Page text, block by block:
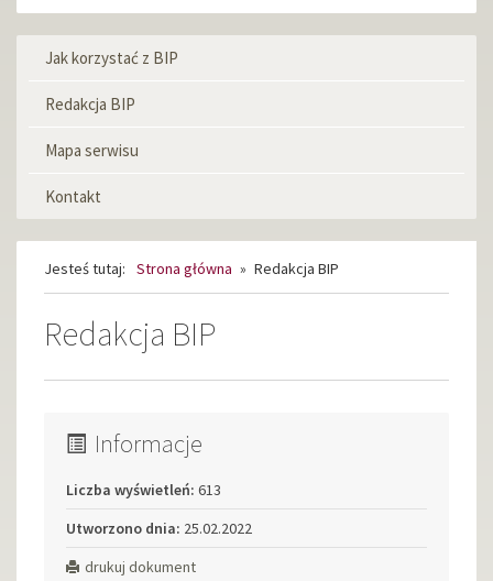
Menu
Jak korzystać z BIP
Redakcja BIP
Mapa serwisu
Kontakt
Jesteś tutaj: Strona główna » Redakcja BIP
Redakcja BIP
Informacje
Liczba wyświetleń: 613
Utworzono dnia: 25.02.2022
drukuj dokument